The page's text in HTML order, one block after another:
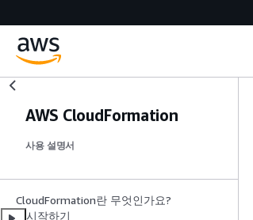
AWS CloudFormation
사용 설명서
CloudFormation란 무엇인가요?
시작하기